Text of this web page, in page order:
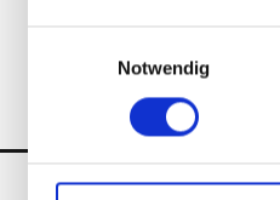
Notwendig
39,95 €